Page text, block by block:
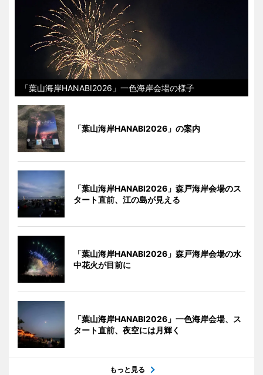
「葉山海岸HANABI2026」一色海岸会場の様子
「葉山海岸HANABI2026」の案内
「葉山海岸HANABI2026」森戸海岸会場のス
タート直前、江の島が見える
「葉山海岸HANABI2026」森戸海岸会場の水
中花火が目前に
「葉山海岸HANABI2026」一色海岸会場、ス
タート直前、夜空には月輝く
もっと見る